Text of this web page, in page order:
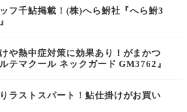
フ千鮎掲載！(株)へら鮒社『へら鮒3
や熱中症対策に効果あり！がまかつ
ルテマクール ネックガード GM3762』
ラストスパート！鮎仕掛けがお買い